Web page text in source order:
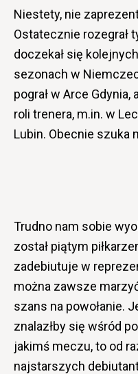
Niestety, nie
Ostatecznie rozegrał
doczekał się
sezonach w
pograł w Arce Gdynia,
roli trenera, m.in. w
Lubin. Obecnie szuka
Trudno nam sobie
został piątym
zadebiutuje w
można zawsze
szans na powołanie.
znalazłby się wśród
jakimś meczu, to od
najstarszych